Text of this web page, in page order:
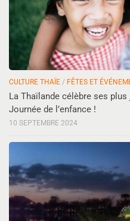
CULTURE THAÏE / FÊTES ET
La Thaïlande célèbre ses
Journée de l’enfance !
10 SEPTEMBRE 2024